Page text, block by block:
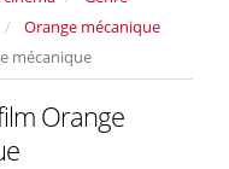
Orange mécanique
mécanique
Orange